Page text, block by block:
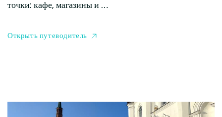
точки: кафе, магазины и …
Открыть путеводитель